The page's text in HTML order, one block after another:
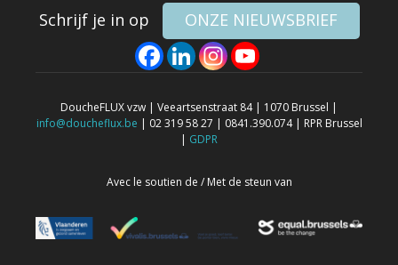
Schrijf je in op ONZE NIEUWSBRIEF
DoucheFLUX vzw | Veeartsenstraat 84 | 1070 Brussel |
info@doucheflux.be | 02 319 58 27 | 0841.390.074 | RPR Brussel
| GDPR
Avec le soutien de / Met de steun van